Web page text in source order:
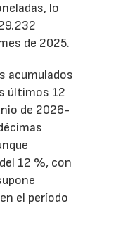
lo
de 2025.
acumulados
últimos 12
de 2026-
12 %, con
el período